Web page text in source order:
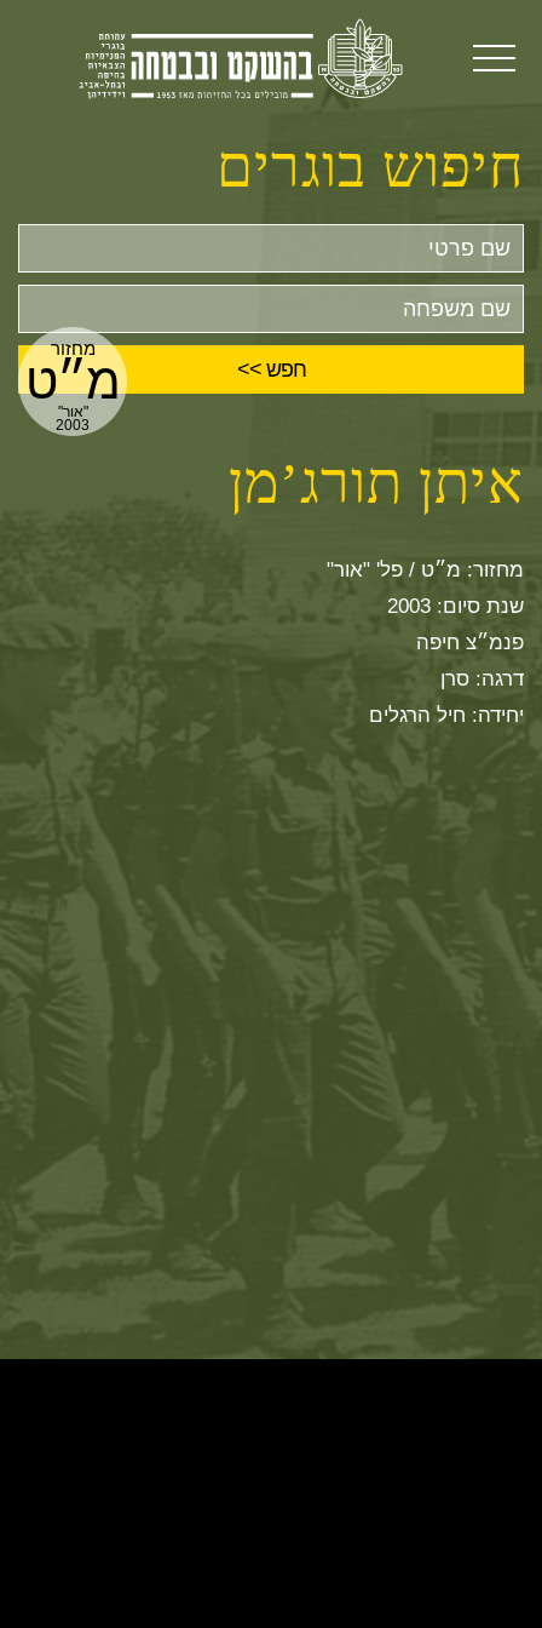
חיפוש בוגרים
שם
פרטי
שם
משפחה
מחזור
מ״ט
"אור"
2003
איתן תורג’מן
מחזור: מ״ט / פל' "אור"
שנת סיום: 2003
פנמ״צ חיפה
דרגה: סרן
יחידה: חיל הרגלים